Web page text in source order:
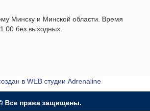
Минску и Минской области. Время
00 без выходных.
в WEB студии Adrenaline
Все права защищены.